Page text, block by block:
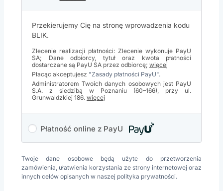
Przekierujemy Cię na stronę wprowadzenia kodu
BLIK.
Zlecenie realizacji płatności: Zlecenie wykonuje PayU
SA; Dane odbiorcy, tytuł oraz kwota płatności
dostarczane są PayU SA przez odbiorcę; więcej
Płacąc akceptujesz "Zasady płatności PayU".
Administratorem Twoich danych osobowych jest PayU
S.A. z siedzibą w Poznaniu (60–166), przy ul.
Grunwaldzkiej 186. więcej
Płatność online z PayU
Twoje dane osobowe będą użyte do przetworzenia
zamówienia, ułatwienia korzystania ze strony internetowej oraz
innych celów opisanych w naszej polityka prywatności.